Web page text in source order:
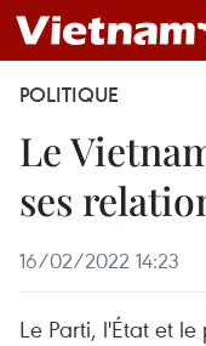
POLITIQUE
Le
ses
16/02/2022 14:23
Le Parti, l'État et